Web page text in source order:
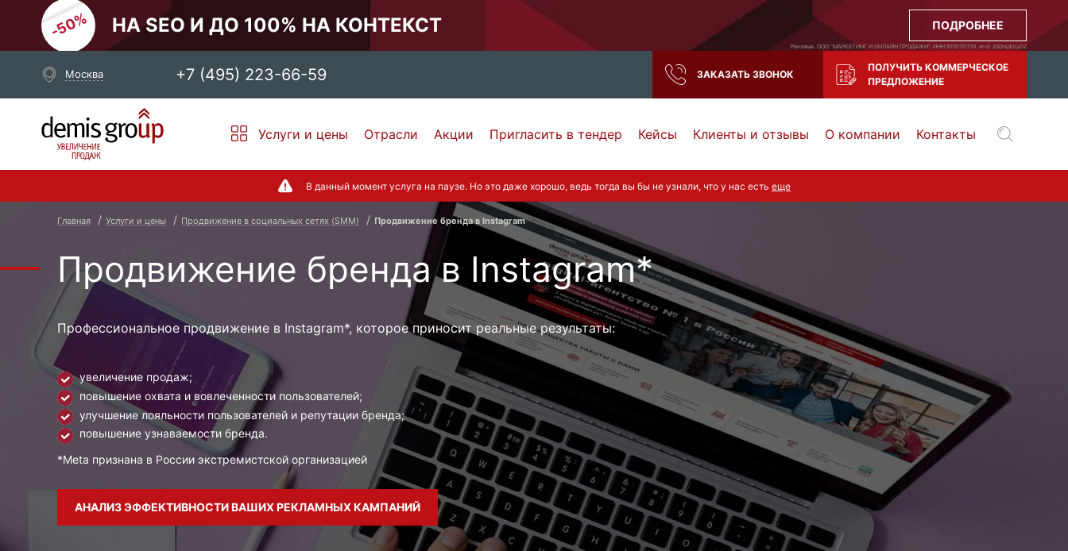
НА SEO И ДО 100% НА КОНТЕКСТ ПОДРОБНЕЕ
Реклама. ООО "МАРКЕТИНГ И ОНЛАЙН ПРОДАЖИ". ИНН 9705151710. erid: 2SDnjdiVyD2
Москва +7 (495) 223-66-59 ЗАКАЗАТЬ ЗВОНОК
ПОЛУЧИТЬ КОММЕРЧЕСКОЕ
ПРЕДЛОЖЕНИЕ
Выберите свой город
Москва Санкт-Петербург Нижний Новгород Тамбов Воронеж
Тула
Екатеринбург Самара Ростов-на-Дону
Услуги и цены Отрасли Акции Пригласить в тендер Кейсы Клиенты и отзывы О компании Контакты
В данный момент услуга на паузе. Но это даже хорошо, ведь тогда вы бы не узнали, что у нас есть еще
Главная Услуги и цены Продвижение в cоциальных сетях (SMM) Продвижение бренда в Instagram
Продвижение бренда в Instagram*
Профессиональное продвижение в Instagram*, которое приносит реальные результаты:
увеличение продаж;
повышение охвата и вовлеченности пользователей;
улучшение лояльности пользователей и репутации бренда;
повышение узнаваемости бренда.
*Meta признана в России экстремистской организацией
АНАЛИЗ ЭФФЕКТИВНОСТИ ВАШИХ РЕКЛАМНЫХ КАМПАНИЙ